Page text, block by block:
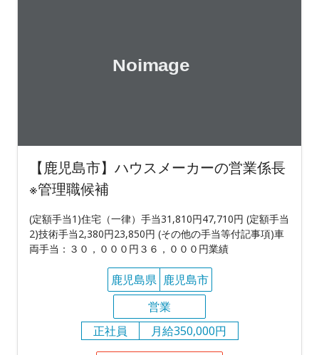
【鹿児島市】ハウスメーカーの営業係長
※管理職候補
(定額手当1)住宅（一律）手当31,810円47,710円 (定額手当
2)技術手当2,380円23,850円 (その他の手当等付記事項)車
両手当：３０，０００円３６，０００円業績
鹿児島県 鹿児島市
営業
正社員
月給350,000円